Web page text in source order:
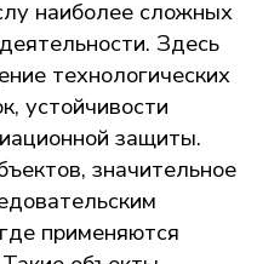
наиболее сложных
Здесь
технологических
устойчивости
защиты.
значительное
применяются